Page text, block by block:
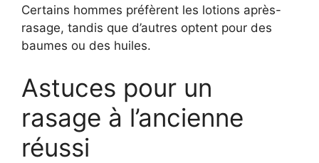
Certains hommes préfèrent les lotions après-
rasage, tandis que d’autres optent pour des
baumes ou des huiles.
Astuces pour un
rasage à l’ancienne
réussi